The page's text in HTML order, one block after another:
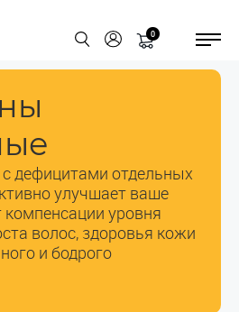
0
дефицитами отдельных
улучшает ваше
компенсации уровня
волос, здоровья кожи
и бодрого